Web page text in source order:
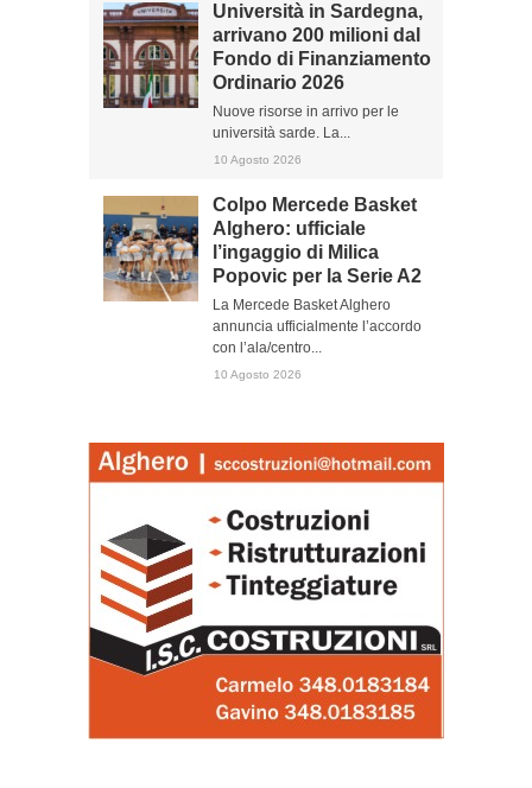
Università in Sardegna,
arrivano 200 milioni dal
Fondo di Finanziamento
Ordinario 2026
Nuove risorse in arrivo per le
università sarde. La...
10 Agosto 2026
Colpo Mercede Basket
Alghero: ufficiale
l’ingaggio di Milica
Popovic per la Serie A2
La Mercede Basket Alghero
annuncia ufficialmente l’accordo
con l’ala/centro...
10 Agosto 2026